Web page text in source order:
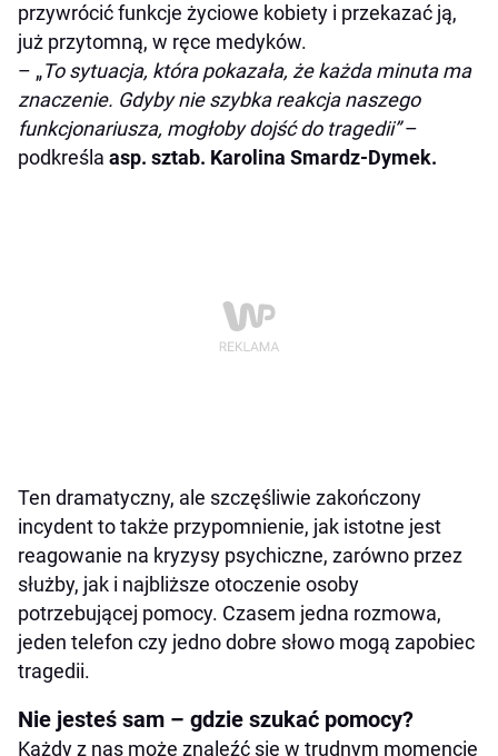
przywrócić funkcje życiowe kobiety i przekazać ją,
już przytomną, w ręce medyków.
– „To sytuacja, która pokazała, że każda minuta ma
znaczenie. Gdyby nie szybka reakcja naszego
funkcjonariusza, mogłoby dojść do tragedii”–
podkreśla asp. sztab. Karolina Smardz-Dymek.
Ten dramatyczny, ale szczęśliwie zakończony
incydent to także przypomnienie, jak istotne jest
reagowanie na kryzysy psychiczne, zarówno przez
służby, jak i najbliższe otoczenie osoby
potrzebującej pomocy. Czasem jedna rozmowa,
jeden telefon czy jedno dobre słowo mogą zapobiec
tragedii.
Nie jesteś sam – gdzie szukać pomocy?
Każdy z nas może znaleźć się w trudnym momencie